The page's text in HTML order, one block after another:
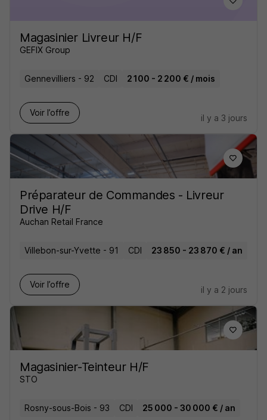
Magasinier Livreur H/F
GEFIX Group
Gennevilliers - 92 CDI 2 100 - 2 200 € / mois
Voir l’offre
il y a 3 jours
Préparateur de Commandes - Livreur
Drive H/F
Auchan Retail France
Villebon-sur-Yvette - 91 CDI 23 850 - 23 870 € / an
Voir l’offre
il y a 2 jours
Magasinier-Teinteur H/F
STO
Rosny-sous-Bois - 93 CDI 25 000 - 30 000 € / an